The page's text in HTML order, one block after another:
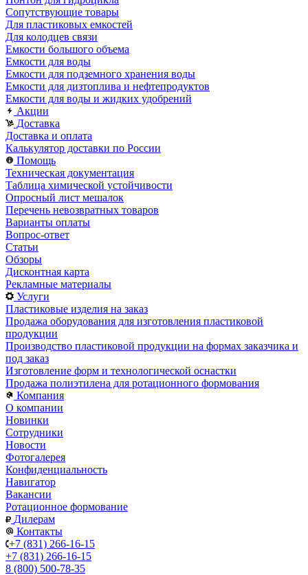
Сопутствующие товары
Для пластиковых емкостей
Для колодцев связи
Емкости большого объема
Емкости для воды
Емкости для подземного хранения воды
Емкости для дизтоплива и нефтепродуктов
Емкости для воды и жидких удобрений
Акции
Доставка
Доставка и оплата
Калькулятор доставки по России
Помощь
Техническая документация
Таблица химической устойчивости
Опросный лист мешалок
Перечень невозвратных товаров
Варианты оплаты
Вопрос-ответ
Статьи
Обзоры
Дисконтная карта
Рекламные материалы
Услуги
Пластиковые изделия на заказ
Продажа оборудования для изготовления пластиковой
продукции
Производство пластиковой продукции на формах заказчика и
под заказ
Изготовление форм и технологической оснастки
Продажа полиэтилена для ротационного формования
Компания
О компании
Новинки
Сотрудники
Новости
Фотогалерея
Конфиденциальность
Навигатор
Вакансии
Ротационное формование
Дилерам
Контакты
+7 (831) 266-16-15
+7 (831) 266-16-15
8 (800) 500-78-35